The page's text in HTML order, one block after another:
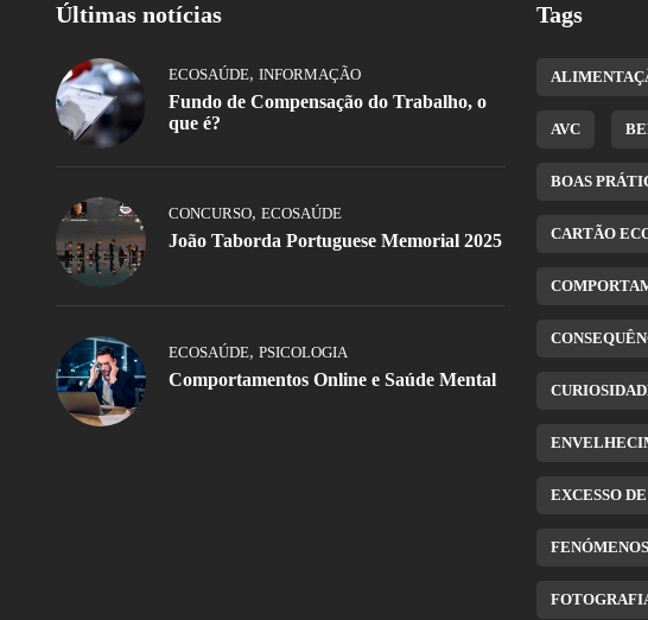
Últimas notícias
ECOSAÚDE, INFORMAÇÃO
Fundo de Compensação do Trabalho, o
que é?
CONCURSO, ECOSAÚDE
João Taborda Portuguese Memorial 2025
ECOSAÚDE, PSICOLOGIA
Comportamentos Online e Saúde Mental
Tags
AVC
BOAS
CARTÃO
EXCESSO